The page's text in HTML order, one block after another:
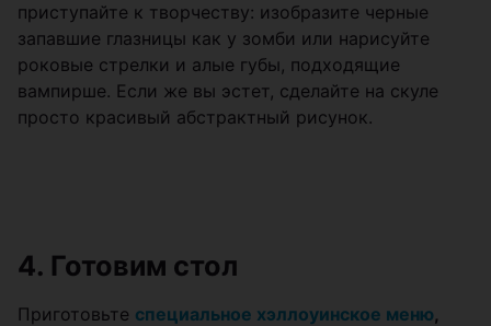
приступайте к творчеству: изобразите черные
запавшие глазницы как у зомби или нарисуйте
роковые стрелки и алые губы, подходящие
вампирше. Если же вы эстет, сделайте на скуле
просто красивый абстрактный рисунок.
4. Готовим стол
Приготовьте специальное хэллоуинское меню,